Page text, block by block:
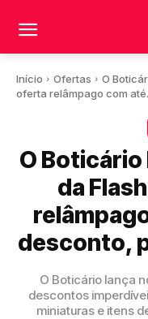
Início Ofertas
O
oferta relâmpago com
O Boticário
da
desconto,
O Boticário lança
descontos
miniaturas e itens